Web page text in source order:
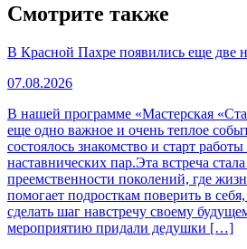
Смотрите также
В Красной Пахре появились еще две
07.08.2026
В нашей программе «Мастерская
еще одно важное и очень теплое
состоялось знакомство и старт
наставнических пар.Эта встреча
преемственности поколений, где
помогает подросткам поверить в
сделать шаг навстречу своему
мероприятию придали дедушки […]